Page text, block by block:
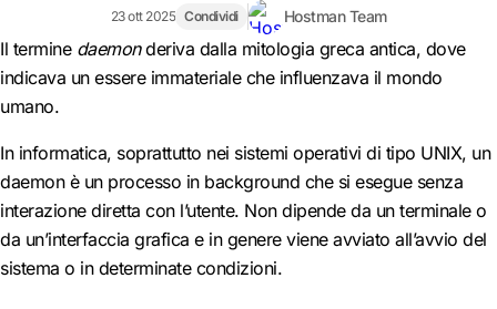
23 ott 2025 Condividi Hostman Team
Il termine daemonderiva dalla mitologia greca antica, dove
indicava un essere immateriale che influenzava il mondo
umano.
In informatica, soprattutto nei sistemi operativi di tipo UNIX, un
daemon è un processo in background che si esegue senza
interazione diretta con l’utente. Non dipende da un terminale o
da un’interfaccia grafica e in genere viene avviato all’avvio del
sistema o in determinate condizioni.